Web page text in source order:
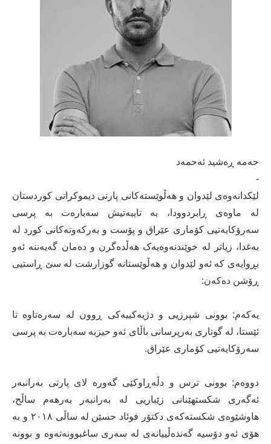
حەمە ڕەشید ئەحمەد
-
لێکدانەوەی لێدوان و ھەڵوێستەکانی پارتی دیموکراتی کوردستان
لە ماوەی ڕابردوودا، بە تایبەتیش سەبارەت بە پرسی
سەرۆکایەتیی کۆماری عێراق و پۆست و بەرکەوتەکانی کورد لە
بەغدا، زیاتر لە خوێندنەوەیەک ھەڵدەگرن و دەمان گەیەننە ئەو
بڕوایەی کە ئەو لێدوان و ھەڵوێستانە گوزارشت لە سێ ڕاستیی
ڕۆشن دەکەن:
یەکەم: بوونی شپرزیی و دژیەکییەکی ڕوون لە سەرەتاوە تا
ئێستا، لە گوتاری بەرپرسانی باڵای ئەو حیزبە سەبارەت بە پرسی
سەرۆکایەتیی کۆماری عێراق.
دووەم: بوونی ترس و دڵەڕاوکێی گەورە لای پارتی بەرانبەر
ئەگەری شکستھێنانی زێباریی لە بەرانبەر بەرھەم ساڵح،
ھاوشێوەی شکستەکەی دکتۆر فوئاد حسێن لە ساڵی ٢٠١٨ و بە
ھۆی ئەو دۆسیە گەندەڵییانەی لە سەری ساغبوونەتەوە و بوونە